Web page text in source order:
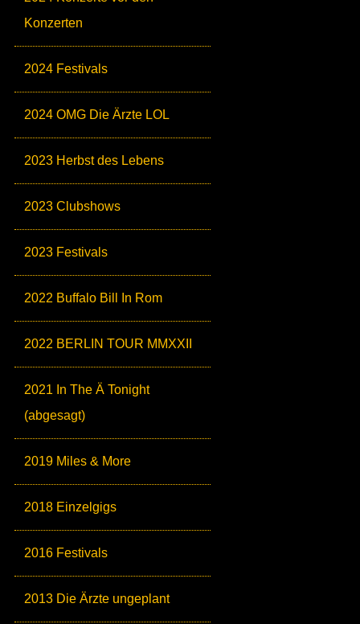
Konzerten
2024 Festivals
2024 OMG Die Ärzte LOL
2023 Herbst des Lebens
2023 Clubshows
2023 Festivals
2022 Buffalo Bill In Rom
2022 BERLIN TOUR MMXXII
2021 In The Ä Tonight
(abgesagt)
2019 Miles & More
2018 Einzelgigs
2016 Festivals
2013 Die Ärzte ungeplant